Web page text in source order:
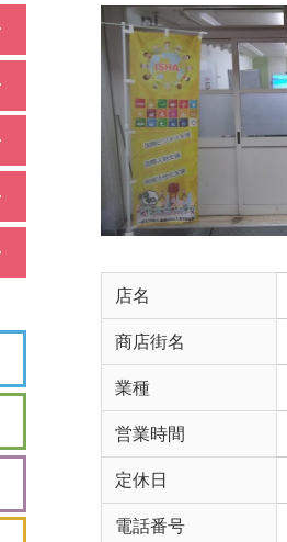
店名
商店街名
業種
営業時間
定休日
電話番号